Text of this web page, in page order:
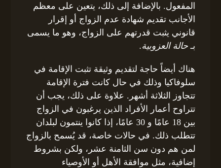
المفعول. بالإضافة إلى ذلك، يتعين على معظم
الأجانب تقديم شهادة عدم الزواج أو إقرار
قانوني يثبت قدرتهم على الزواج، وهو ما يسمى
بـحالة العزوبية.
هناك أيضاً حاجة لتقديم وثيقة تثبت الإقامة في
سلوفاكيا وذلك في حال كانت فترة الإقامة
تتجاوز الثلاثة أشهر. علاوة على ذلك، يجب أن
تتراوح أعمار الأفراد الذين يرغبون في الزواج
بين 18 عامًا و 30 عامًا، إذا كانوا ينتمون لبلدان
تتطلب ذلك. في حالات خاصة، قد يُسمح بالزواج
لمن هم دون سن الثامنة عشر، ولكن بشروط
إضافية، مثل موافقة الأهل أو الأوصياء